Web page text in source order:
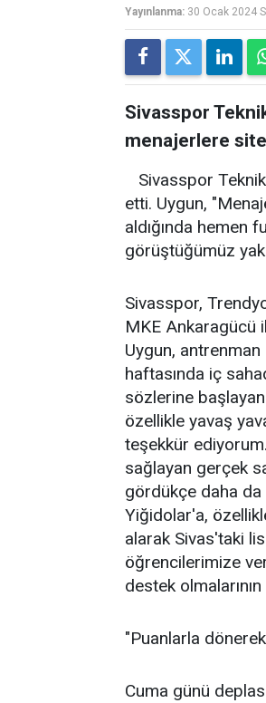
Yayınlanma: 30 Ocak 2024
Sivasspor
menajerlere
Sivasspor
etti. Uygun,
aldığında hemen
görüştüğümüz
Sivasspor,
MKE Ankaragücü
Uygun,
haftasında iç
sözlerine
özellikle yavaş
teşekkür
sağlayan gerçek
gördükçe daha da
Yiğidolar'a,
alarak Sivas'taki
öğrencilerimize
destek
"Puanlarla
Cuma günü